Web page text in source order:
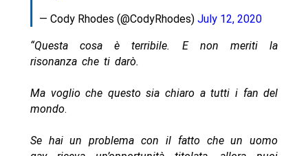
— Cody Rhodes (@CodyRhodes) July 12, 2020
“Questa cosa è terribile. E non meriti la
risonanza che ti darò.
Ma voglio che questo sia chiaro a tutti i fan del
mondo.
Se hai un problema con il fatto che un uomo